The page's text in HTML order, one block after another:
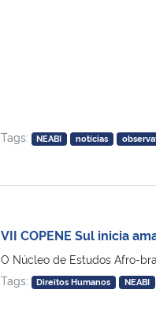
Tags: NEABI notícias
VII COPENE Sul inicia
O Núcleo de Estudos Afro-
Tags:
Direitos Humanos NEABI